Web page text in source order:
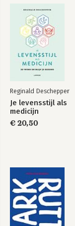
Reginald Deschepper
Je levensstijl als
medicijn
€ 20,50